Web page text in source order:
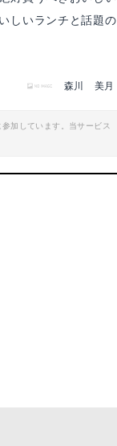
しいランチと話題の
森川 美月
加しています。当サービス